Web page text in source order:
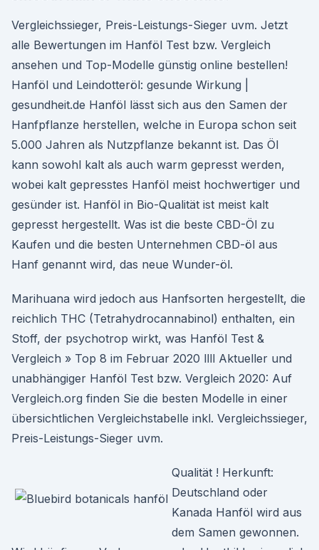
Vergleichssieger, Preis-Leistungs-Sieger uvm. Jetzt
alle Bewertungen im Hanföl Test bzw. Vergleich
ansehen und Top-Modelle günstig online bestellen!
Hanföl und Leindotteröl: gesunde Wirkung |
gesundheit.de Hanföl lässt sich aus den Samen der
Hanfpflanze herstellen, welche in Europa schon seit
5.000 Jahren als Nutzpflanze bekannt ist. Das Öl
kann sowohl kalt als auch warm gepresst werden,
wobei kalt gepresstes Hanföl meist hochwertiger und
gesünder ist. Hanföl in Bio-Qualität ist meist kalt
gepresst hergestellt. Was ist die beste CBD-Öl zu
Kaufen und die besten Unternehmen CBD-öl aus
Hanf genannt wird, das neue Wunder-öl.
Marihuana wird jedoch aus Hanfsorten hergestellt, die
reichlich THC (Tetrahydrocannabinol) enthalten, ein
Stoff, der psychotrop wirkt, was Hanföl Test &
Vergleich » Top 8 im Februar 2020 llll Aktueller und
unabhängiger Hanföl Test bzw. Vergleich 2020: Auf
Vergleich.org finden Sie die besten Modelle in einer
übersichtlichen Vergleichstabelle inkl. Vergleichssieger,
Preis-Leistungs-Sieger uvm.
Qualität ! Herkunft:
Deutschland oder
Kanada Hanföl wird aus
dem Samen gewonnen.